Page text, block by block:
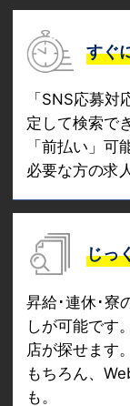
すぐ
「SNS応募
定して検索で
「前払い」
必要な方の求
じっ
昇給･連休･寮
しが可能です
店が探せます
もちろん、
も。